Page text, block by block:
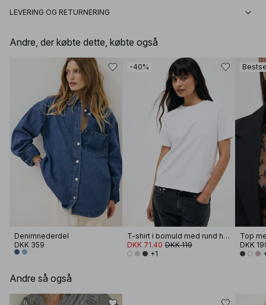
LEVERING OG RETURNERING
Andre, der købte dette, købte også
Denimnederdel
DKK 359
-40%
T-shirt i bomuld med rund hals
DKK 71.40 DKK 119
+1
DKK
Andre så også